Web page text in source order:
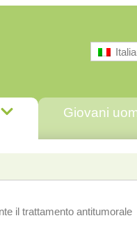
Giovani
il trattamento antitumorale